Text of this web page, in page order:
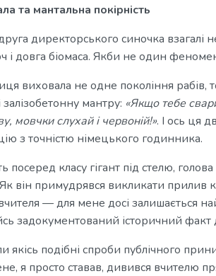
та мантальна покірність
директорського синочка взагалі
і довга біомаса. Якби не один
виховала не одне покоління рабів,
мантру: «Якщо тебе
мовчки слухай і червоній!». І ось ця
з точністю німецького годинника.
посеред класу гігант під стелю,
Як він примудрявся викликати прилив
— для мене досі залишається
задокументований історичний
якісь подібні спроби публічного
я просто ставав, дивився вчителю